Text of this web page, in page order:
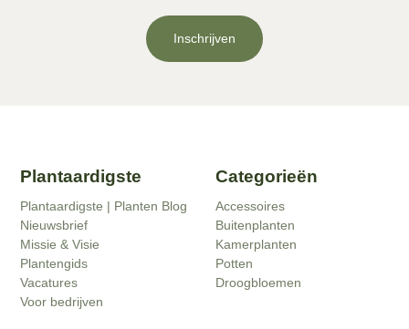
Inschrijven
Plantaardigste
Plantaardigste | Planten Blog
Nieuwsbrief
Missie & Visie
Plantengids
Vacatures
Voor bedrijven
Categorieën
Accessoires
Buitenplanten
Kamerplanten
Potten
Droogbloemen